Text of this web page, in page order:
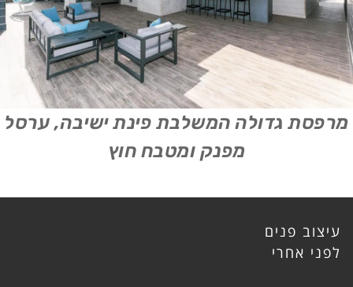
מרפסת גדולה המשלבת פינת ישיבה, ערסל
מפנק ומטבח חוץ
עיצוב פנים
לפני אחרי